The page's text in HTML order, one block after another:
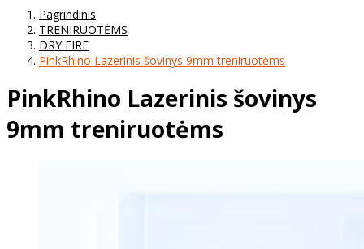
Pagrindinis
TRENIRUOTĖMS
DRY FIRE
PinkRhino Lazerinis šovinys 9mm treniruotėms
PinkRhino Lazerinis šovinys
9mm treniruotėms